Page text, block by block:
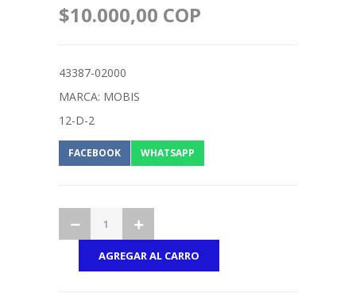
$10.000,00 COP
43387-02000
MARCA: MOBIS
12-D-2
FACEBOOK WHATSAPP